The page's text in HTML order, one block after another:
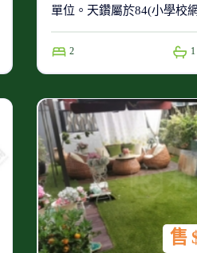
單位。天鑽屬於84(小學校
2 1
售